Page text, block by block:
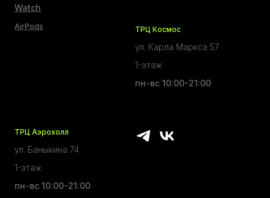
Watch
AirPods ТРЦ Космос
ул. Карла Маркса 57
1-этаж
пн-вс 10:00-21:00
ТРЦ Аэрохолл
ул. Баныкина 74
1-этаж
пн-вс 10:00-21:00